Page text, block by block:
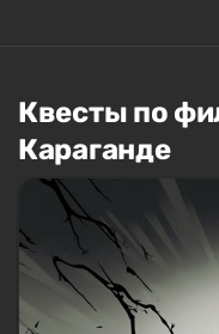
Квесты по
Караганде